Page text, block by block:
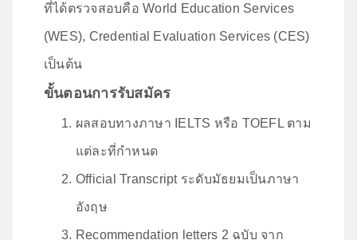
ที่ได้ตรวจสอบคือ World Education Services
(WES), Credential Evaluation Services (CES)
เป็นต้น
ขั้นตอนการรับสมัคร
ผลสอบทางภาษา IELTS หรือ TOEFL ตาม
แต่ละที่กำหนด
Official Transcript ระดับมัธยมเป็นภาษา
อังฤษ
Recommendation letters 2 ฉบับ จาก